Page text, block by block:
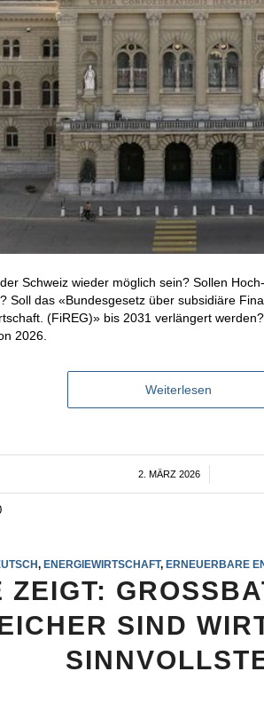
Schweiz wieder möglich sein? Sollen
Soll das «Bundesgesetz über subsidiäre
(FiREG)» bis 2031 verlängert
2026.
Weiterlesen
2. MÄRZ 2026
/
, ENERGIEWIRTSCHAFT, ERNEUERBARE
ZEIGT:
SIND